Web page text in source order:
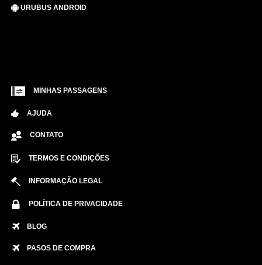
URUBUS ANDROID
MINHAS PASSAGENS
AJUDA
CONTATO
TERMOS E CONDIÇÕES
INFORMAÇÃO LEGAL
POLÍTICA DE PRIVACIDADE
BLOG
PASOS DE COMPRA